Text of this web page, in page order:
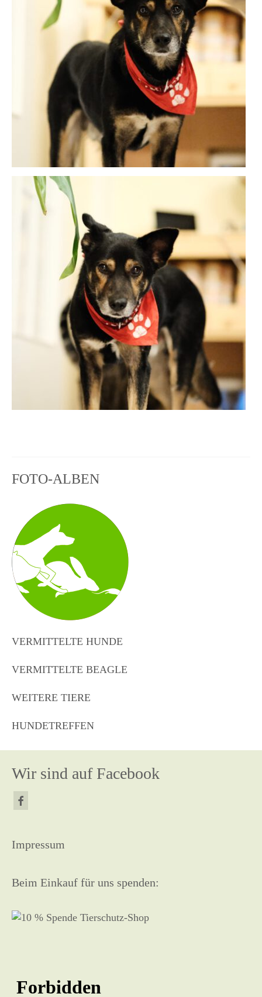
FOTO-ALBEN
VERMITTELTE HUNDE
VERMITTELTE BEAGLE
WEITERE TIERE
HUNDETREFFEN
Wir sind auf Facebook
Impressum
Beim Einkauf für uns spenden: